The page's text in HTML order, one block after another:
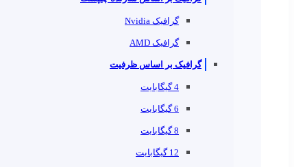
گرافیک Nvidia
گرافیک AMD
گرافیک بر اساس ظرفیت
4 گیگابایت
6 گیگابایت
8 گیگابایت
12 گیگابایت